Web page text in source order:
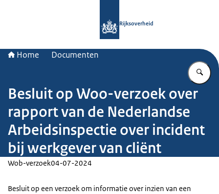
Rijksoverheid
Home Documenten
Besluit op Woo-verzoek over
rapport van de Nederlandse
Arbeidsinspectie over incident
bij werkgever van cliënt
Wob-verzoek04-07-2024
Besluit op een verzoek om informatie over inzien van een